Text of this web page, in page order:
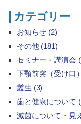
カテゴリー
お知らせ (2)
その他 (181)
セミナー・講演会
下顎前突（受け口
叢生 (3)
歯と健康について
滅菌について・見